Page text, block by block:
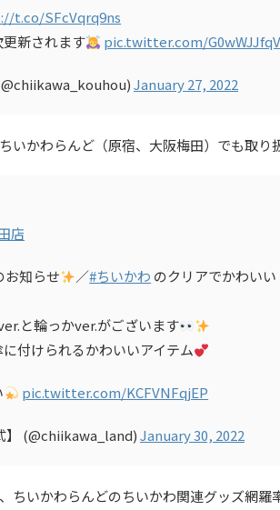
t.co/SFcVqrq9ns
新されます
pic.twitter.com/
January 27, 2022
いかわらんど（原宿、大阪梅田）でも取り
店
お知らせ ／#ちいかわ のクリアでかわい
と輪っかver.がございます
付けられるかわいいアイテム
pic.twitter.com/KCFVNFqjEP
】 (@chiikawa_land)January 30, 2022
ちいかわらんどのちいかわ関連グッズ網羅